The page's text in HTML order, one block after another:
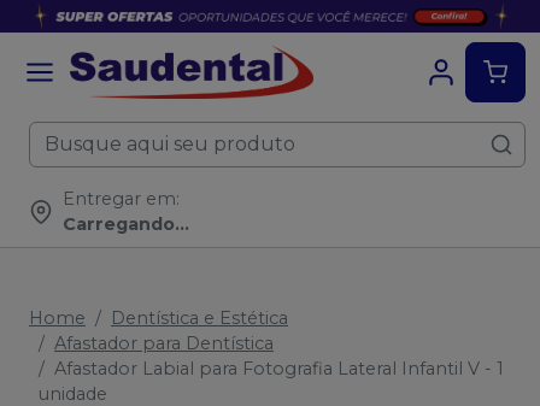
Entregar em:
Carregando...
Home
Dentística e Estética
Afastador para Dentística
Afastador Labial para Fotografia Lateral Infantil V - 1
unidade